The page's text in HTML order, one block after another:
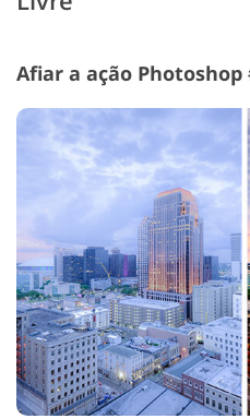
Afiar a ação